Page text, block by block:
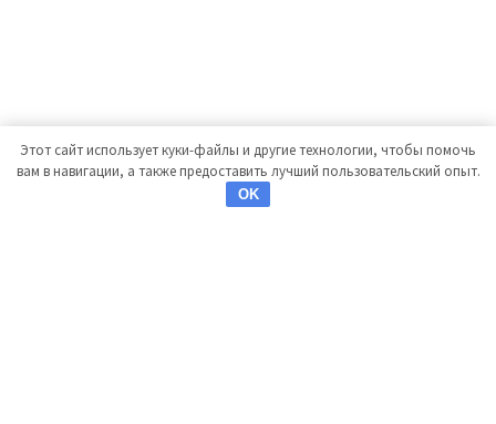
Этот сайт использует куки-файлы и другие технологии, чтобы помочь
вам в навигации, а также предоставить лучший пользовательский опыт.
OK